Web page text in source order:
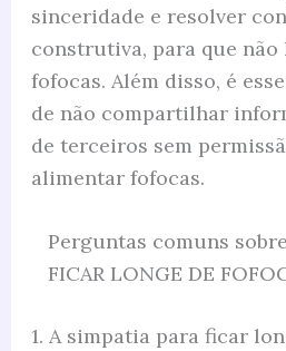
sinceridade e resolver
construtiva, para que não
fofocas. Além disso, é
de não compartilhar
de terceiros sem
alimentar fofocas.
Perguntas comuns
FICAR LONGE DE
1. A simpatia para ficar